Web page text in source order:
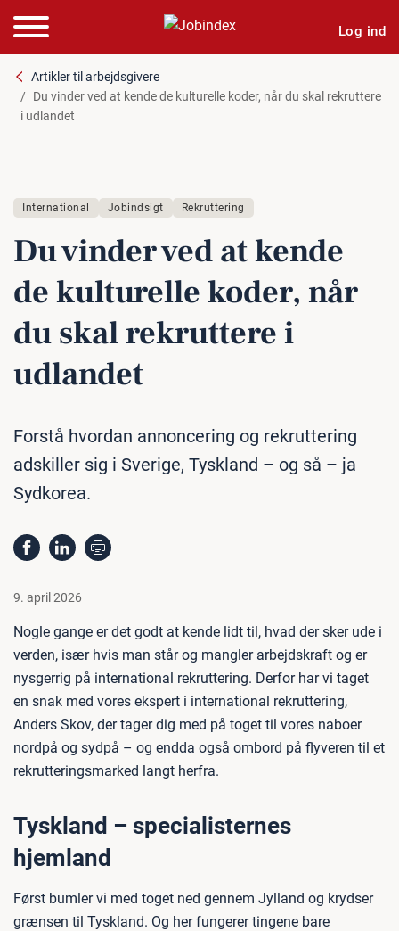
Log ind
Artikler til arbejdsgivere
Du vinder ved at kende de kulturelle koder, når du skal rekruttere
i udlandet
International Jobindsigt Rekruttering
Du vinder ved at kende
de kul­tu­rel­le koder, når
du skal re­k­rut­te­re i
udlandet
Forstå hvordan annoncering og rekruttering
adskiller sig i Sverige, Tyskland – og så – ja
Sydkorea.
9. april 2026
Nogle gange er det godt at kende lidt til, hvad der sker ude i
verden, især hvis man står og mangler arbejdskraft og er
nysgerrig på international rekruttering. Derfor har vi taget
en snak med vores ekspert i international rekruttering,
Anders Skov, der tager dig med på toget til vores naboer
nordpå og sydpå – og endda også ombord på flyveren til et
rekrutteringsmarked langt herfra.
Tyskland – specialisternes
hjemland
Først bumler vi med toget ned gennem Jylland og krydser
grænsen til Tyskland. Og her fungerer tingene bare